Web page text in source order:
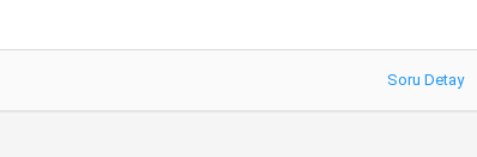
Soru Detay